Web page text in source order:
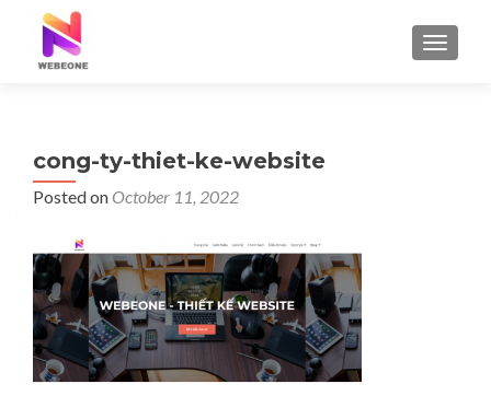
cong-ty-thiet-ke-website
Posted on October 11, 2022